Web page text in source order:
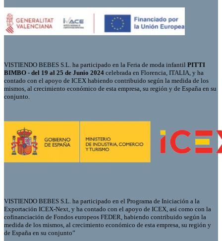
VISTIENDO BEBES S.L. ha participado en la Feria de moda infantil PITTI
BIMBO - del 19 al 25 de Junio 2024 celebrada en Florencia, ITALIA, y ha
contado con el apoyo de ICEX habiendo contribuido según la medida de los
mismos, al crecimiento económico de esta empresa, su región y de España en su
conjunto.
VISTIENDO BEBES S.L. ha participado en el Programa de Iniciación a la
Exportación ICEX-Next, y ha contado con el apoyo de ICEX, así como con la
cofinanciación de Fondos europeos FEDER, habiendo contribuido según la
medida de los mismos, al crecimiento económico de esta empresa, su región y
de España en su conjunto”